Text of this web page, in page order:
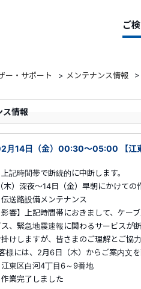
ご
ー・サポート > メンテナンス情報 >
ス情報
14日（金）00:30～05:00 【江東
記時間帯で断続的に中断します。
）深夜～14日（金）早朝にかけての
伝送路設備メンテナンス
影響】上記時間帯におきまして、ケー
、緊急地震速報に関わるサービスが断
けしますが、皆さまのご理解とご協力
には、2月6日（木）からご案内文を
江東区白河4丁目6～9番地
作業完了しました